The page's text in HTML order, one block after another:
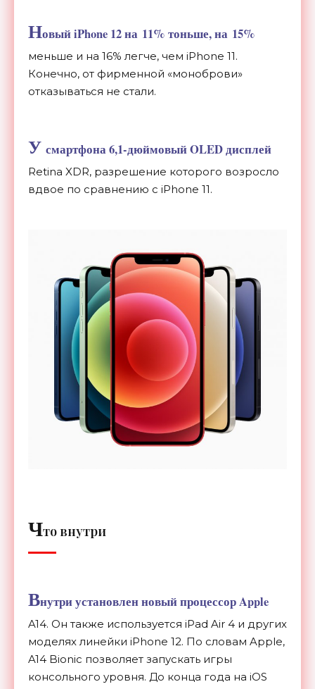
Новый iPhone 12 на 11% тоньше, на 15%
меньше и на 16% легче, чем iPhone 11.
Конечно, от фирменной «моноброви»
отказываться не стали.
У смартфона 6,1-дюймовыйOLED дисплей
Retina XDR, разрешение которого возросло
вдвое по сравнению с iPhone 11.
Что внутри
Внутри установлен новый процессор Apple
A14. Он также используется iPad Air 4 и других
моделях линейки iPhone 12. По словам Apple,
A14 Bionic позволяет запускать игры
консольного уровня. До конца года на iOS